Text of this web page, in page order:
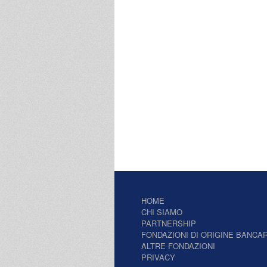
HOME
CHI SIAMO
PARTNERSHIP
FONDAZIONI DI ORIGINE
ALTRE FONDAZIONI
PRIVACY